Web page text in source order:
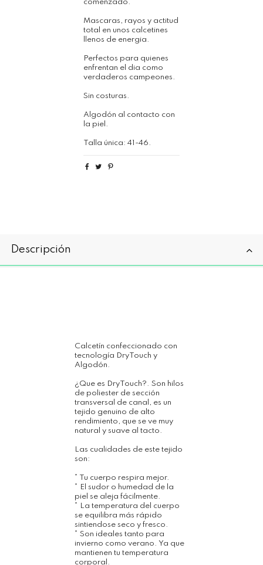
comenzado.
Mascaras, rayos y actitud
total en unos calcetines
llenos de energia.
Perfectos para quienes
enfrentan el dia como
verdaderos campeones.
Sin costuras.
Algodón al contacto con
la piel.
Talla única: 41-46.
Descripción
Calcetín confeccionado con
tecnología DryTouch y
Algodón.
¿Que es DryTouch?. Son hilos
de poliester de sección
transversal de canal, es un
tejido genuino de alto
rendimiento, que se ve muy
natural y suave al tacto.
Las cualidades de este tejido
son:
* Tu cuerpo respira mejor.
* El sudor o humedad de la
piel se aleja fácilmente.
* La temperatura del cuerpo
se equilibra más rápido
sintiendose seco y fresco.
* Son ideales tanto para
invierno como verano. Ya que
mantienen tu temperatura
corporal.